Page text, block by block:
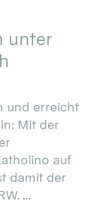
unter
und erreicht
Mit der
auf
damit der
...